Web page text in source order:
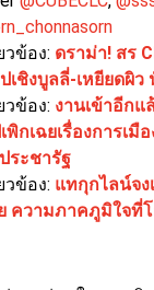
ข้อง: ดราม่า! สร
ชิงบูลลี่-เหยียดผิว
ข้อง: งานเข้าอีกแ
กเฉยเรื่องการเมื
ระชารัฐ
ข้อง: แทกุกไลน์จง
ความภาคภูมิใจที่